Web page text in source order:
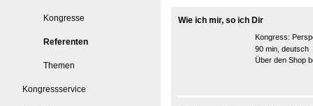
Kongresse
Referenten
Themen
Kongressservice
Wie ich mir, so ich Dir
Kongress:
90 min, deutsch
Über den Shop